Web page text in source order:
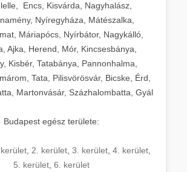
Encs, Kisvárda, Nagyhalász,
Nyíregyháza, Mátészalka,
Máriapócs, Nyírbátor, Nagykálló,
Ajka, Herend, Mór, Kincsesbánya,
Kisbér, Tatabánya, Pannonhalma,
Tata, Pilisvörösvár, Bicske, Érd,
Martonvásár, Százhalombatta, Gyál
Budapest egész területe:
2. kerület 3. kerület 4. kerület
5. kerület 6. kerület